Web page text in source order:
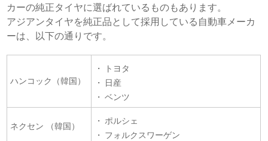
カーの純正タイヤに選ばれているものもあります。
アジアンタイヤを純正品として採用している自動車メーカ
ーは、以下の通りです。
ハンコック（韓国）
トヨタ
日産
ベンツ
ネクセン （韓国）
ポルシェ
フォルクスワーゲン